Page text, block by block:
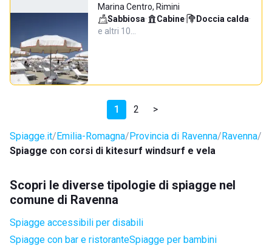
Marina Centro, Rimini
Sabbiosa· Cabine· Doccia calda·
e altri 10…
1 2 >
Spiagge.it Emilia-Romagna Provincia di Ravenna Ravenna
Spiagge con corsi di kitesurf windsurf e vela
Scopri le diverse tipologie di spiagge nel
comune di Ravenna
Spiagge accessibili per disabili
Spiagge con bar e ristoranteSpiagge per bambini